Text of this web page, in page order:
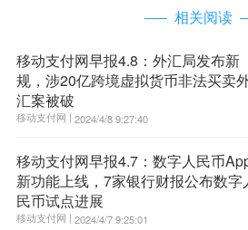
相关阅读
移动支付网早报4.8：外汇局发布新
规，涉20亿跨境虚拟货币非法买卖
汇案被破
移动支付网 | 2024/4/8 9:27:40
移动支付网早报4.7：数字人民币
新功能上线，7家银行财报公布数字
民币试点进展
移动支付网 | 2024/4/7 9:25:01